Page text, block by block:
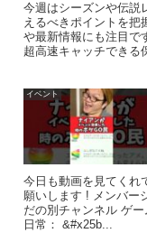
今週はシーズンや伝説
えるべきポイントを把
や最新情報にも注目で
超高速キャッチできる
イベント
今日も動画を見てくれ
願いします ! メンバー
だの別チャンネル ゲ
日常： &#x25b...